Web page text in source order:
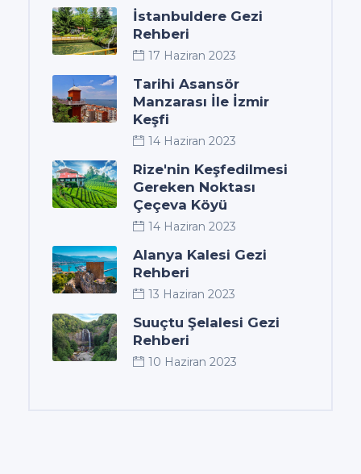
İstanbuldere Gezi
Rehberi
17 Haziran 2023
Tarihi Asansör
Manzarası İle İzmir
Keşfi
14 Haziran 2023
Rize'nin Keşfedilmesi
Gereken Noktası
Çeçeva Köyü
14 Haziran 2023
Alanya Kalesi Gezi
Rehberi
13 Haziran 2023
Suuçtu Şelalesi Gezi
Rehberi
10 Haziran 2023